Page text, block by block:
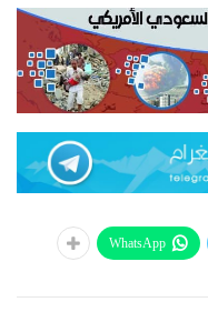
WhatsApp